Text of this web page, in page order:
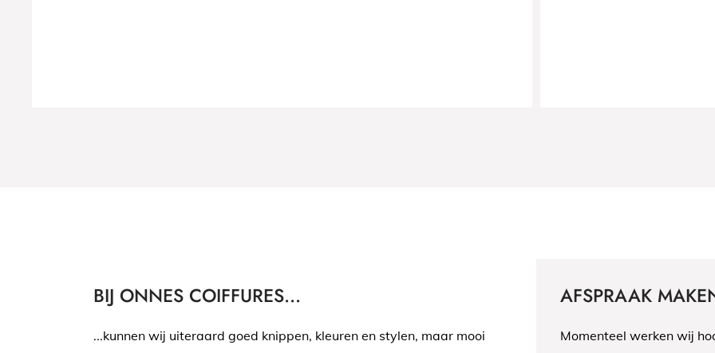
BIJ ONNES COIFFURES...
...kunnen wij uiteraard goed knippen, kleuren en stylen, maar mooi
AFSPRAAK
Momenteel werken wij